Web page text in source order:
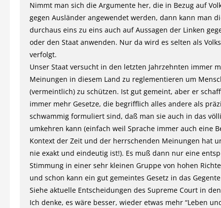
Nimmt man sich die Argumente her, die in Bezug auf
gegen Ausländer angewendet werden, dann kann man
durchaus eins zu eins auch auf Aussagen der Linken
oder den Staat anwenden. Nur da wird es selten als
verfolgt.
Unser Staat versucht in den letzten Jahrzehnten immer
Meinungen in diesem Land zu reglementieren um
(vermeintlich) zu schützen. Ist gut gemeint, aber er
immer mehr Gesetze, die begrifflich alles andere als
schwammig formuliert sind, daß man sie auch in das
umkehren kann (einfach weil Sprache immer auch eine
Kontext der Zeit und der herrschenden Meinungen hat
nie exakt und eindeutig ist!). Es muß dann nur eine
Stimmung in einer sehr kleinen Gruppe von hohen
und schon kann ein gut gemeintes Gesetz in das
Siehe aktuelle Entscheidungen des Supreme Court in den
Ich denke, es wäre besser, wieder etwas mehr “Leben